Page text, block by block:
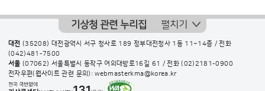
기상청 관련 누리집 펼치기
대전 (35208) 대전광역시 서구 청사로 189 정부대전청사 1동 11~14층 / 전화
(042)481-7500
서울 (07062) 서울특별시 동작구 여의대방로16길 61 / 전화(02)2181-0900
전자우편(웹사이트 관련 문의): webmasterkma@korea.kr